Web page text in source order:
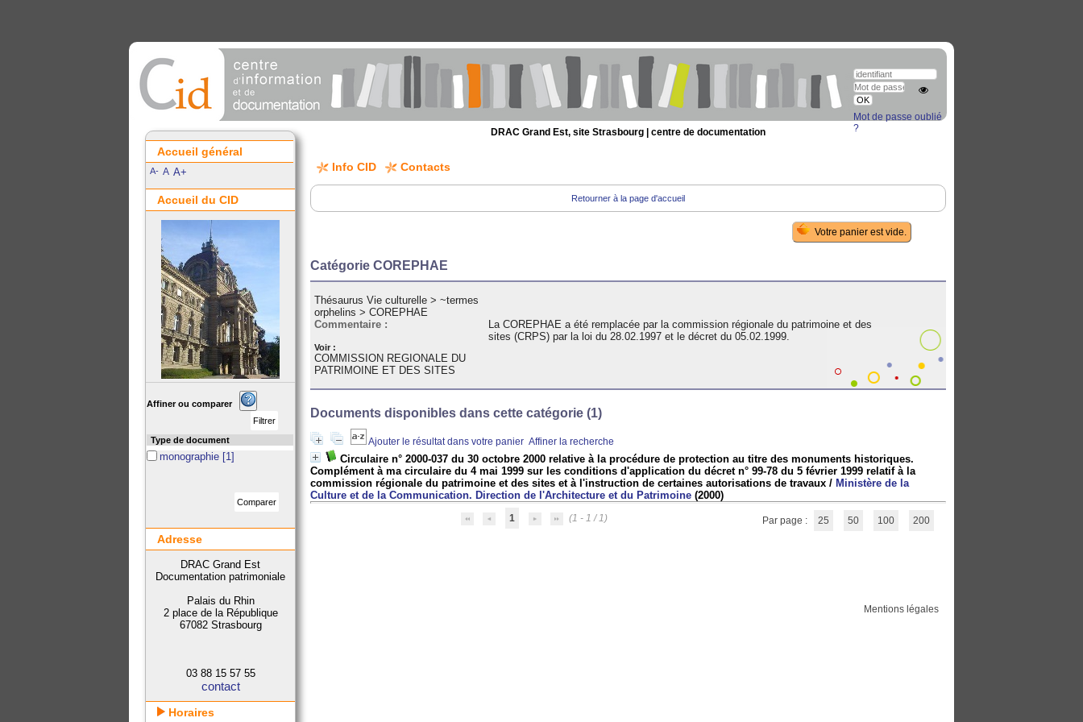
DRAC Grand Est, site Strasbourg | centre de documentation
Info CID Contacts
Retourner à la page d'accueil
Catégorie COREPHAE
Thésaurus Vie culturelle >~termes
orphelins >COREPHAE
Commentaire :
La COREPHAE a été remplacée par la commission régionale du patrimoine et des
sites (CRPS) par la loi du 28.02.1997 et le décret du 05.02.1999.
Voir :
COMMISSION REGIONALE DU
PATRIMOINE ET DES SITES
Documents disponibles dans cette catégorie (1)
Ajouter le résultat dans votre panier Affiner la recherche
Circulaire n° 2000-037 du 30 octobre 2000 relative à la procédure de protection au titre des monuments historiques.
Complément à ma circulaire du 4 mai 1999 sur les conditions d'application du décret n° 99-78 du 5 février 1999 relatif à la
commission régionale du patrimoine et des sites et à l'instruction de certaines autorisations de travaux / Ministère de la
Culture et de la Communication. Direction de l'Architecture et du Patrimoine (2000)
1 (1 - 1 / 1) Par page : 25 50 100 200
Mentions légales
Accueil général
A- A A+
Accueil du CID
Mot de passe oublié
?
Affiner ou comparer
Type de document
monographie [1]
Adresse
DRAC Grand Est
Documentation patrimoniale
Palais du Rhin
2 place de la République
67082 Strasbourg
03 88 15 57 55
contact
Horaires